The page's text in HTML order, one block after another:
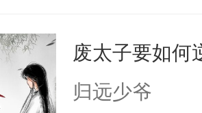
【非渣攻贱受
洁，先虐后甜
椅漂移，和野
地的束林秋
了。那个男人
知）“好、好
只要他不杀
废太子要如何
归远少爷